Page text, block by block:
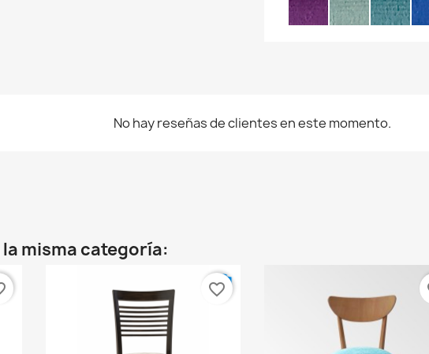
No hay reseñas de clientes en este momento.
misma categoría:
favorite_border